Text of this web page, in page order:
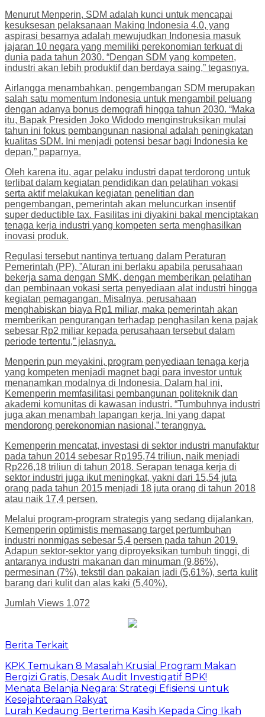
Menurut Menperin, SDM adalah kunci untuk mencapai
kesuksesan pelaksanaan Making Indonesia 4.0, yang
aspirasi besarnya adalah mewujudkan Indonesia masuk
jajaran 10 negara yang memiliki perekonomian terkuat di
dunia pada tahun 2030. “Dengan SDM yang kompeten,
industri akan lebih produktif dan berdaya saing,” tegasnya.
Airlangga menambahkan, pengembangan SDM merupakan
salah satu momentum Indonesia untuk mengambil peluang
dengan adanya bonus demografi hingga tahun 2030. “Maka
itu, Bapak Presiden Joko Widodo menginstruksikan mulai
tahun ini fokus pembangunan nasional adalah peningkatan
kualitas SDM. Ini menjadi potensi besar bagi Indonesia ke
depan,” paparnya.
Oleh karena itu, agar pelaku industri dapat terdorong untuk
terlibat dalam kegiatan pendidikan dan pelatihan vokasi
serta aktif melakukan kegiatan penelitian dan
pengembangan, pemerintah akan meluncurkan insentif
super deductible tax. Fasilitas ini diyakini bakal menciptakan
tenaga kerja industri yang kompeten serta menghasilkan
inovasi produk.
Regulasi tersebut nantinya tertuang dalam Peraturan
Pemerintah (PP). ”Aturan ini berlaku apabila perusahaan
bekerja sama dengan SMK, dengan memberikan pelatihan
dan pembinaan vokasi serta penyediaan alat industri hingga
kegiatan pemagangan. Misalnya, perusahaan
menghabiskan biaya Rp1 miliar, maka pemerintah akan
memberikan pengurangan terhadap penghasilan kena pajak
sebesar Rp2 miliar kepada perusahaan tersebut dalam
periode tertentu,” jelasnya.
Menperin pun meyakini, program penyediaan tenaga kerja
yang kompeten menjadi magnet bagi para investor untuk
menanamkan modalnya di Indonesia. Dalam hal ini,
Kemenperin memfasilitasi pembangunan politeknik dan
akademi komunitas di kawasan industri. “Tumbuhnya industri
juga akan menambah lapangan kerja. Ini yang dapat
mendorong perekonomian nasional,” terangnya.
Kemenperin mencatat, investasi di sektor industri manufaktur
pada tahun 2014 sebesar Rp195,74 triliun, naik menjadi
Rp226,18 triliun di tahun 2018. Serapan tenaga kerja di
sektor industri juga ikut meningkat, yakni dari 15,54 juta
orang pada tahun 2015 menjadi 18 juta orang di tahun 2018
atau naik 17,4 persen.
Melalui program-program strategis yang sedang dijalankan,
Kemenperin optimistis memasang target pertumbuhan
industri nonmigas sebesar 5,4 persen pada tahun 2019.
Adapun sektor-sektor yang diproyeksikan tumbuh tinggi, di
antaranya industri makanan dan minuman (9,86%),
permesinan (7%), tekstil dan pakaian jadi (5,61%), serta kulit
barang dari kulit dan alas kaki (5,40%).
Jumlah Views 1,072
Berita Terkait
​KPK Temukan 8 Masalah Krusial Program Makan
Bergizi Gratis, Desak Audit Investigatif BPK!
Menata Belanja Negara: Strategi Efisiensi untuk
Kesejahteraan Rakyat
Lurah Kedaung Berterima Kasih Kepada Cing Ikah